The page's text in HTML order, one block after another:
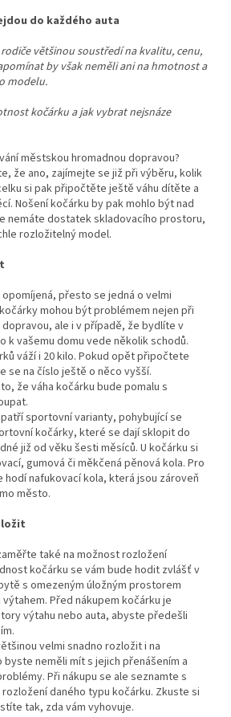
do každého auta
většinou soustředí na kvalitu, cenu,
by však neměli ani na hmotnost a
modelu.
kočárku a jak vybrat nejsnáze
městskou hromadnou dopravou?
že ano, zajímejte se již při výběru, kolik
si pak připočtěte ještě váhu dítěte a
Nošení kočárku by pak mohlo být nad
nemáte dostatek skladovacího prostoru,
rozložitelný model.
přesto se jedná o velmi
mohou být problémem nejen při
ale i v případě, že bydlíte v
k vašemu domu vede několik schodů.
váží i 20 kilo. Pokud opět připočtete
se na číslo ještě o něco vyšší.
že váha kočárku bude pomalu s
sportovní varianty, pohybující se
kočárky, které se dají sklopit do
již od věku šesti měsíců. U kočárku si
gumová či měkčená pěnová kola. Pro
hodí nafukovací kola, která jsou zároveň
město.
také na možnost rozložení
kočárku se vám bude hodit zvlášť v
s omezeným úložným prostorem
Před nákupem kočárku je
výtahu nebo auta, abyste předešli
velmi snadno rozložit i na
neměli mít s jejich přenášením a
Při nákupu se ale seznamte s
daného typu kočárku. Zkuste si
tak, zda vám vyhovuje.